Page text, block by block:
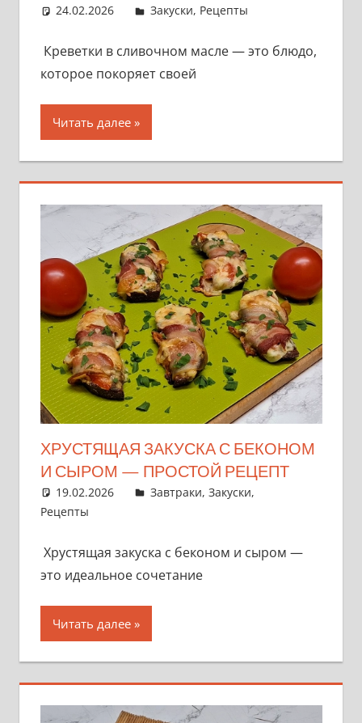
24.02.2026 admin
Закуски, Рецепты
Креветки в сливочном масле — это блюдо,
которое покоряет своей
Читать далее
ХРУСТЯЩАЯ ЗАКУСКА С БЕКОНОМ
И СЫРОМ — ПРОСТОЙ РЕЦЕПТ
19.02.2026 admin
Завтраки, Закуски,
Рецепты
Хрустящая закуска с беконом и сыром —
это идеальное сочетание
Читать далее